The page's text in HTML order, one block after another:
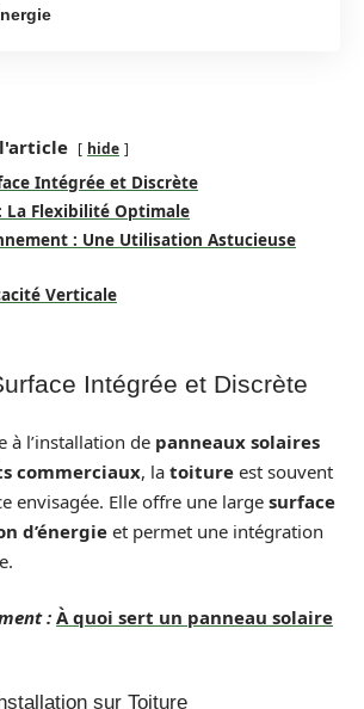
hide
Intégrée et Discrète
La Flexibilité Optimale
: Une Utilisation Astucieuse
Verticale
Intégrée et Discrète
à l’installation de panneaux solaires
commerciaux, la toiture est souvent
envisagée. Elle offre une large surface
d’énergie et permet une intégration
: À quoi sert un panneau solaire
sur Toiture